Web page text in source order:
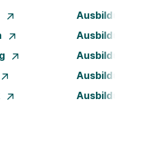
Ausbildung Bonn
Ausbildung
Ausbildung
Ausbildung
Ausbildung